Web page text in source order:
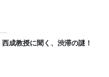
成教授に聞く、渋滞の謎！